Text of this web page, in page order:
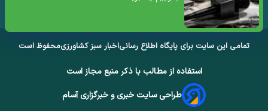
تمامی این سایت برای پایگاه اطلاع رسانیاخبار سبز کشاورزیمحفوظ است
استفاده از مطالب با ذکر منبع مجاز است
طراحی سایت خبری و خبرگزاری آسام